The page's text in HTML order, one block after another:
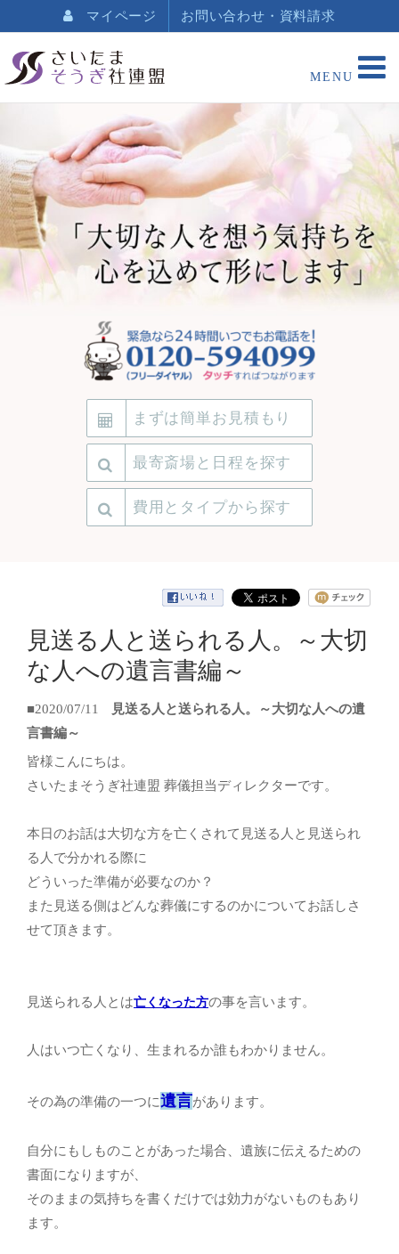
マイページ お問い合わせ・資料請求
まずは簡単お見積もり
最寄斎場と日程を探す
費用とタイプから探す
見送る人と送られる人。～大切
な人への遺言書編～
■2020/07/11
見送る人と送られる人。～大切な人への遺
言書編～
皆様こんにちは。
さいたまそうぎ社連盟 葬儀担当ディレクターです。
本日のお話は大切な方を亡くされて見送る人と見送られ
る人で分かれる際に
どういった準備が必要なのか？
また見送る側はどんな葬儀にするのかについてお話しさ
せて頂きます。
見送られる人とは亡くなった方の事を言います。
人はいつ亡くなり、生まれるか誰もわかりません。
その為の準備の一つに遺言があります。
自分にもしものことがあった場合、遺族に伝えるための
書面になりますが、
そのままの気持ちを書くだけでは効力がないものもあり
ます。